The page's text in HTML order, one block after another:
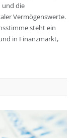
und die
Vermögenswerte.
steht ein
in Finanzmarkt,